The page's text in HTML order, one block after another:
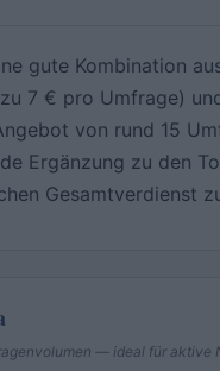
gute Kombination
7 € pro Umfrage)
von rund 15
Ergänzung zu den
Gesamtverdienst
— ideal für aktive